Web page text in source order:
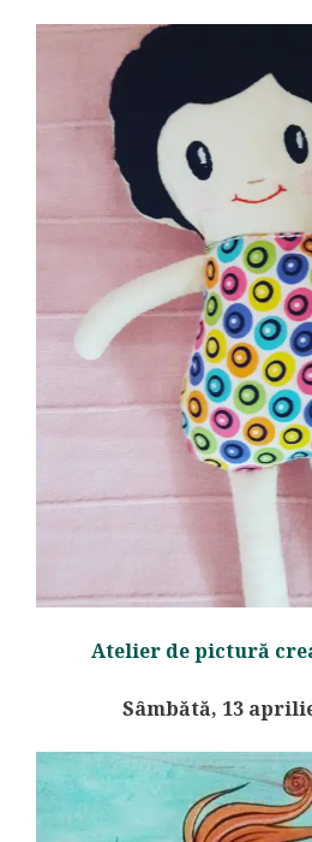
Atelier de pictură
Sâmbătă, 13